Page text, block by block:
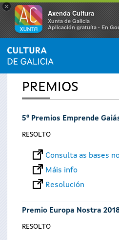
×
Axenda Cultura
Xunta de Galicia
Aplicación gratuíta - En
Vostede
está
aquí
INICIO
PREMIOS
5º Premios Emprende
RESOLTO
Consulta as bases
Máis info
Resolución
Premio Europa Nostra
RESOLTO